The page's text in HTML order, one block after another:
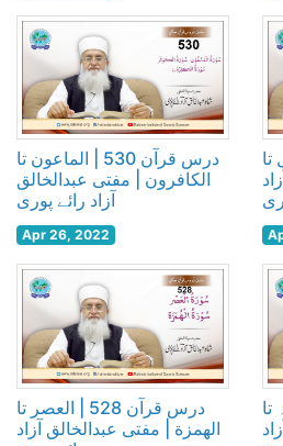
درس قرآن 530 | الماعون تا
الکافرون | مفتی عبدالخالق
آزاد رائے پوری
Apr 26, 2022
تا
درس قرآن 528 | العصر تا
الھمزة | مفتی عبدالخالق آزاد
تا